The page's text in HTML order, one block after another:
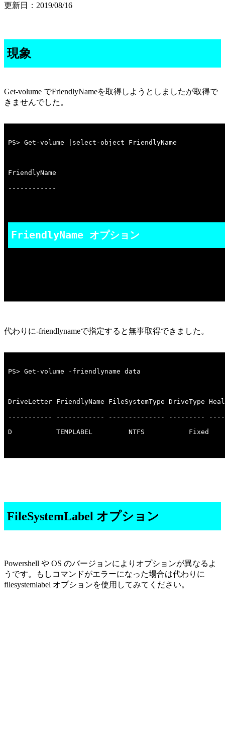
更新日：2019/08/16
現象
Get-volume でFriendlyNameを取得しようとしましたが取得で
きませんでした。
FriendlyName オプション
代わりに-friendlynameで指定すると無事取得できました。
FileSystemLabel オプション
Powershell や OS のバージョンによりオプションが異なるよ
うです。もしコマンドがエラーになった場合は代わりに
filesystemlabel オプションを使用してみてください。